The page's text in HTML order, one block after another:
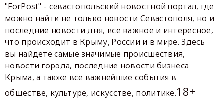
"ForPost" - севастопольский новостной портал, где
можно найти не только новости Севастополя, но и
последние новости дня, все важное и интересное,
что происходит в Крыму, России и в мире. Здесь
вы найдете самые значимые происшествия,
новости города, последние новости бизнеса
Крыма, а также все важнейшие события в
обществе, культуре, искусстве, политике.18+